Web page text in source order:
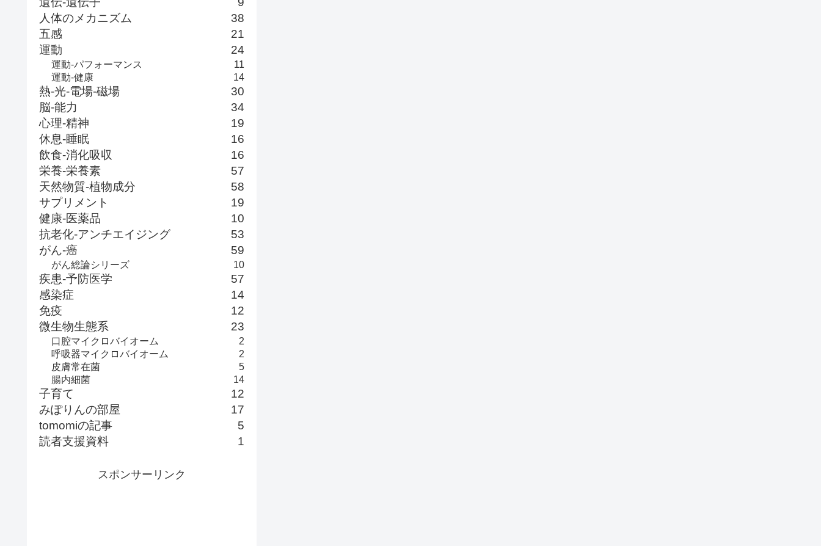
人体のメカニズム
38
五感
21
運動
24
運動-パフォーマンス
11
運動-健康
14
熱-光-電場-磁場
30
脳-能力
34
心理-精神
19
休息-睡眠
16
飲食-消化吸収
16
栄養-栄養素
57
天然物質-植物成分
58
サプリメント
19
健康-医薬品
10
抗老化-アンチエイジング
53
がん-癌
59
がん総論シリーズ 10
疾患-予防医学
57
感染症
14
免疫
12
微生物生態系
23
口腔マイクロバイオーム
2
呼吸器マイクロバイオーム
2
皮膚常在菌
5
腸内細菌
14
子育て
12
みぽりんの部屋
17
tomomiの記事
5
読者支援資料
1
スポンサーリンク